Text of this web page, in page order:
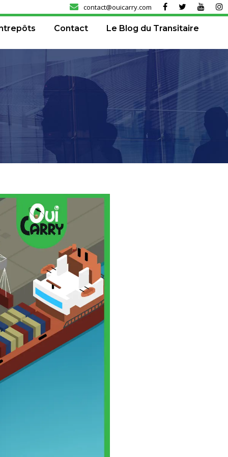
contact@ouicarry.com
Contact Le Blog du Transitaire